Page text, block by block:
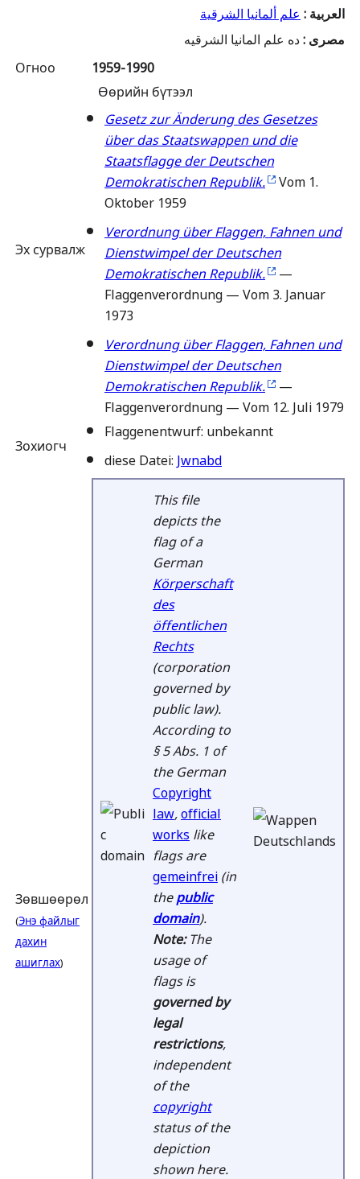
العربية: علم ألمانيا الشرقية
مصرى:ده علم المانيا الشرقيه
Огноо
1959-1990
Эх сурвалж
Өөрийн бүтээл
Gesetz zur Änderung des Gesetzes
über das Staatswappen und die
Staatsflagge der Deutschen
Demokratischen Republik.
Vom 1.
Oktober 1959
Verordnung über Flaggen, Fahnen und
Dienstwimpel der Deutschen
Demokratischen Republik.
—
Flaggenverordnung — Vom 3. Januar
1973
Verordnung über Flaggen, Fahnen und
Dienstwimpel der Deutschen
Demokratischen Republik.
—
Flaggenverordnung — Vom 12. Juli 1979
Зохиогч
Flaggenentwurf: unbekannt
diese Datei: Jwnabd
Зөвшөөрөл
(Энэ файлыг
дахин
ашиглах)
This file
depicts the
flag of a
German
Körperschaft
des
öffentlichen
Rechts
(corporation
governed by
public law).
According to
§ 5 Abs. 1 of
the German
Copyright
law official
works like
flags are
gemeinfrei(in
thepublic
domain).
Note:The
usage of
flags is
governed by
legal
restrictions,
independent
of the
copyright
status of the
depiction
shown here.